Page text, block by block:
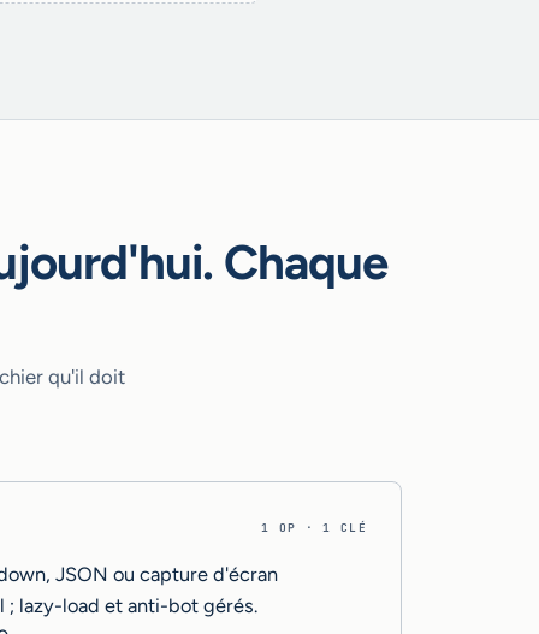
Chaque
qu'il doit
1 OP · 1 CLÉ
JSON ou capture d'écran
; lazy-load et anti-bot gérés.